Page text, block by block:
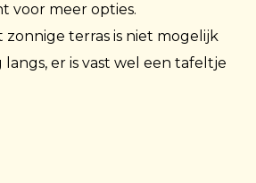
voor meer opties.
zonnige terras is niet mogelijk
er is vast wel een tafeltje